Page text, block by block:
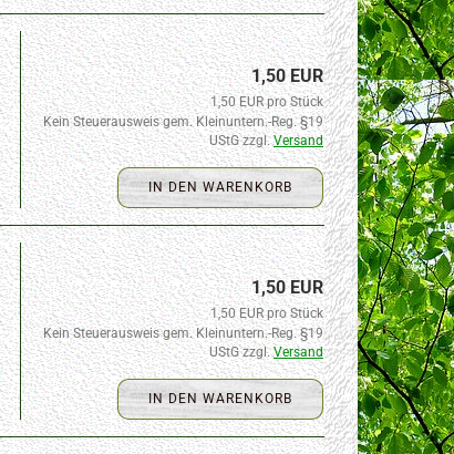
1,50 EUR
1,50 EUR pro Stück
Kein Steuerausweis gem. Kleinuntern.-Reg. §19
UStG zzgl.Versand
IN DEN WARENKORB
1,50 EUR
1,50 EUR pro Stück
Kein Steuerausweis gem. Kleinuntern.-Reg. §19
UStG zzgl.Versand
IN DEN WARENKORB